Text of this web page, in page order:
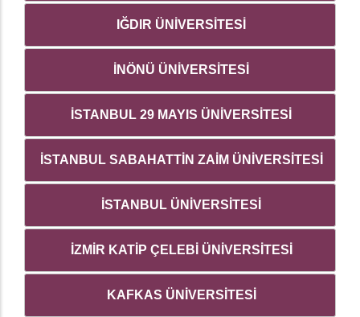
IĞDIR ÜNİVERSİTESİ
İNÖNÜ ÜNİVERSİTESİ
İSTANBUL 29 MAYIS ÜNİVERSİTESİ
İSTANBUL SABAHATTİN ZAİM ÜNİVERSİTESİ
İSTANBUL ÜNİVERSİTESİ
İZMİR KATİP ÇELEBİ ÜNİVERSİTESİ
KAFKAS ÜNİVERSİTESİ